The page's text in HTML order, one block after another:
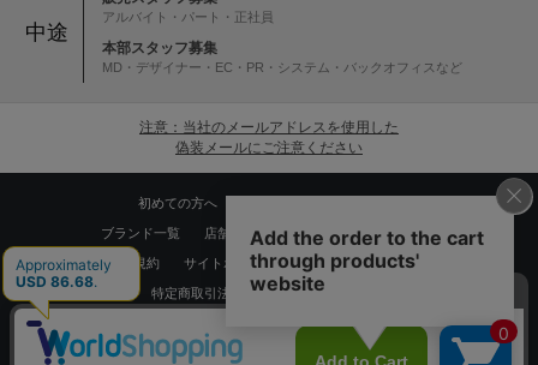
中途
アルバイト・パート・正社員
本部スタッフ募集
MD・デザイナー・EC・PR・システム・バックオフィスなど
注意：当社のメールアドレスを使用した
偽装メールにご注意ください
初めての方へ
ブランド一覧 店舗検索 企業情報 株主優待制度
利用規約 サイトポリシー プライバシーポリシー
特定商取引法に基づく表記
Copyrights © WORLD CO.,LTD. All rights reserved.